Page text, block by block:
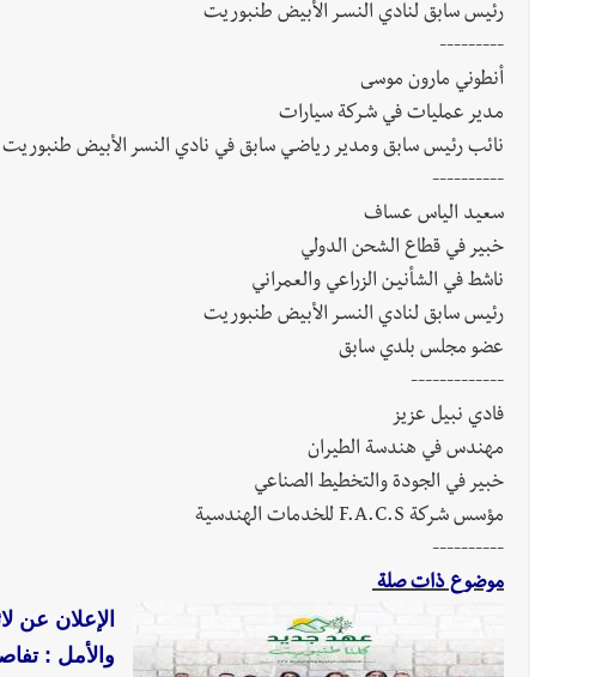
رئيس سابق لنادي النسـر الأبيض طنبوريت
---------
أنطوني مارون موسى
مدير عمليات في شـركة سيارات
نائب رئيس سابق ومدير رياضـي سابق في نادي النسر الأبيض طنبوريت
----------
سعيد الياس عساف
خبير في قطاع الشحن الدولي
ناشط في الشأنيـن الزراعي والعمراني
رئيس سابق لنادي النسـر الأبيض طنبوريت
عضو مجلس بلدي سابق
-------------
فادي نبيل عزيز
مهندس في هندسة الطيران
خبير في الجودة والتخطيط الصناعي
مؤسس شـركة F.A.C.S للخدمات الهندسية
----------
موضوع ذات صلة
الإعلان عن
والأمل :